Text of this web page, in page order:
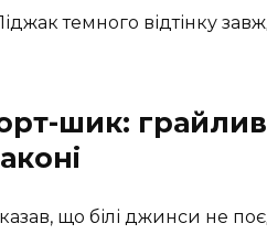
темного відтінку
шик:
що білі джинси не